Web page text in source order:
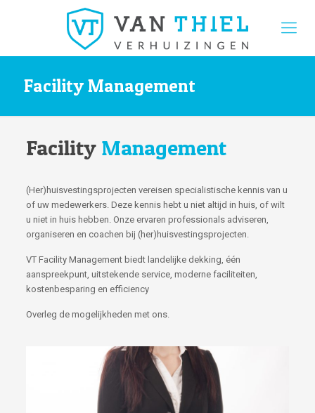
Facility Management
Facility Management
(Her)huisvestingsprojecten vereisen specialistische kennis van u
of uw medewerkers. Deze kennis hebt u niet altijd in huis, of wilt
u niet in huis hebben. Onze ervaren professionals adviseren,
organiseren en coachen bij (her)huisvestingsprojecten.
VT Facility Management biedt landelijke dekking, één
aanspreekpunt, uitstekende service, moderne faciliteiten,
kostenbesparing en efficiency
Overleg de mogelijkheden met ons.